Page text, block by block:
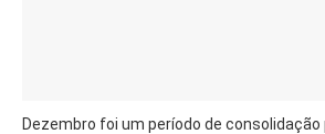
Dezembro foi um período de consolidação